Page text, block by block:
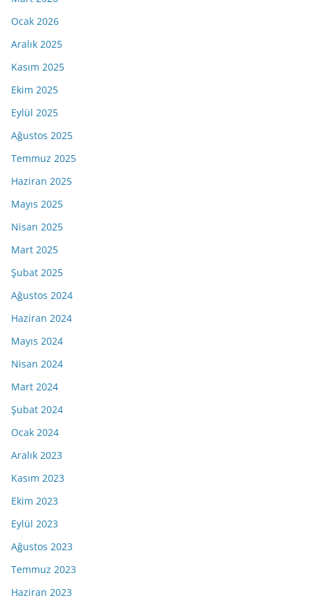
Ocak 2026
Aralık 2025
Kasım 2025
Ekim 2025
Eylül 2025
Ağustos 2025
Temmuz 2025
Haziran 2025
Mayıs 2025
Nisan 2025
Mart 2025
Şubat 2025
Ağustos 2024
Haziran 2024
Mayıs 2024
Nisan 2024
Mart 2024
Şubat 2024
Ocak 2024
Aralık 2023
Kasım 2023
Ekim 2023
Eylül 2023
Ağustos 2023
Temmuz 2023
Haziran 2023